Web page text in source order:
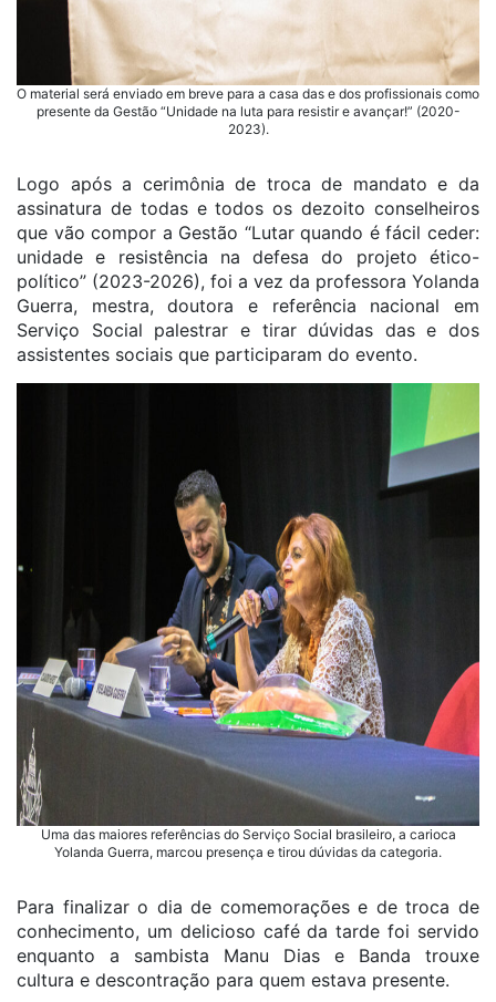
O material será enviado em breve para a casa das e dos profissionais como
presente da Gestão “Unidade na luta para resistir e avançar!” (2020-
2023).
Logo após a cerimônia de troca de mandato e da
assinatura de todas e todos os dezoito conselheiros
que vão compor a Gestão “Lutar quando é fácil ceder:
unidade e resistência na defesa do projeto ético-
político” (2023-2026), foi a vez da professora Yolanda
Guerra, mestra, doutora e referência nacional em
Serviço Social palestrar e tirar dúvidas das e dos
assistentes sociais que participaram do evento.
Uma das maiores referências do Serviço Social brasileiro, a carioca
Yolanda Guerra, marcou presença e tirou dúvidas da categoria.
Para finalizar o dia de comemorações e de troca de
conhecimento, um delicioso café da tarde foi servido
enquanto a sambista Manu Dias e Banda trouxe
cultura e descontração para quem estava presente.